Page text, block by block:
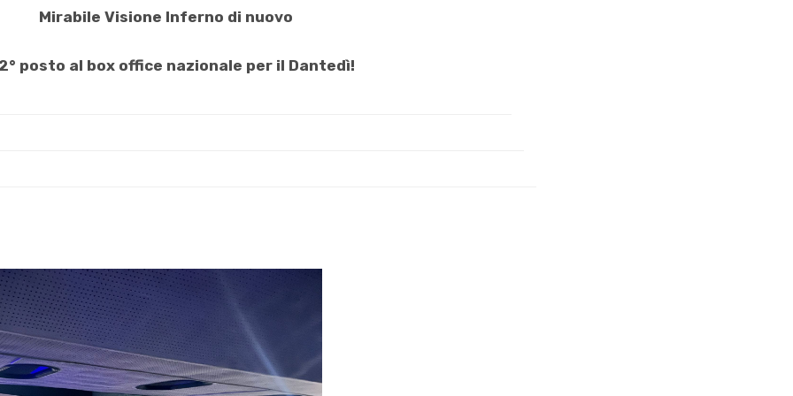
Mirabile Visione Inferno di nuovo
posto al box office nazionale per il Dantedì!